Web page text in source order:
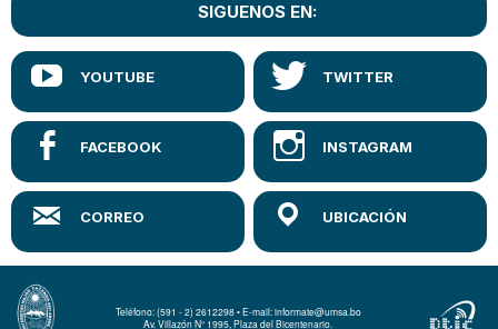
SIGUENOS EN:
Teléfono: (591 - 2) 2612298 • E-mail: informate@umsa.bo
Av. Villazón N° 1995, Plaza del Bicentenario.